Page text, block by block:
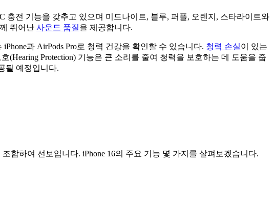
충전 기능을 갖추고 있으며 미드나이트, 블루, 퍼플, 오렌지, 스타라이트와
뛰어난 사운드 품질을 제공합니다.
과 AirPods Pro로 청력 건강을 확인할 수 있습니다. 청력 손실이 있는
Protection) 기능은 큰 소리를 줄여 청력을 보호하는 데 도움을 줍
될 예정입니다.
합하여 선보입니다. iPhone 16의 주요 기능 몇 가지를 살펴보겠습니다.